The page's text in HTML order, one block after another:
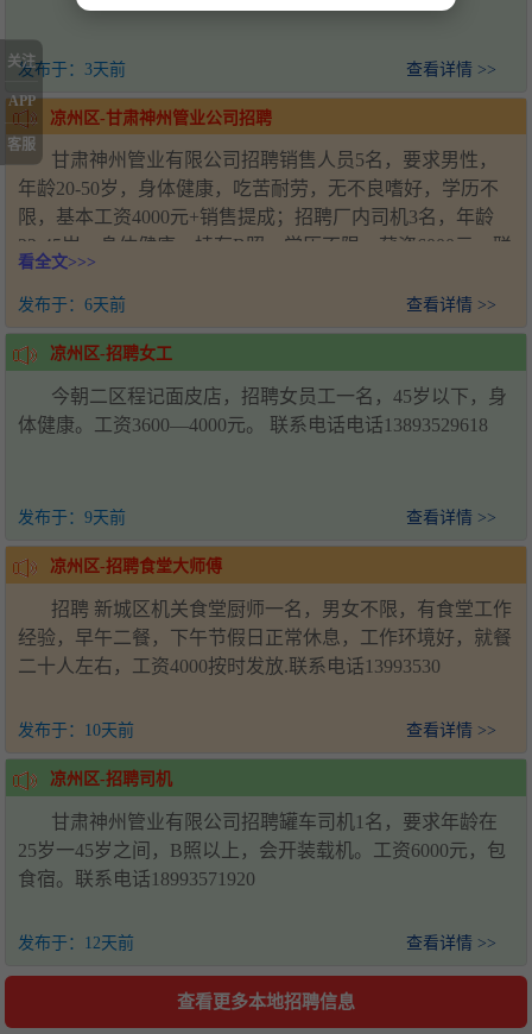
发布于： 3天前 查看详情 >>
凉州区-甘肃神州管业公司招聘
甘肃神州管业有限公司招聘销售人员5名，要求男性，
年龄20-50岁，身体健康，吃苦耐劳，无不良嗜好，学历不
限，基本工资4000元+销售提成；招聘厂内司机3名，年龄
22-45岁，身体健康，持有B照，学历不限，薪资6000元。联
系人：王经理，电话：18993571920，工作地址：甘肃省武
威市凉州区新能源产业园
看全文>>>
发布于： 6天前 查看详情 >>
凉州区-招聘女工
今朝二区程记面皮店，招聘女员工一名，45岁以下，身
体健康。工资3600—4000元。 联系电话电话13893529618
发布于： 9天前 查看详情 >>
凉州区-招聘食堂大师傅
招聘 新城区机关食堂厨师一名，男女不限，有食堂工作
经验，早午二餐，下午节假日正常休息，工作环境好，就餐
二十人左右，工资4000按时发放.联系电话13993530
发布于： 10天前 查看详情 >>
凉州区-招聘司机
甘肃神州管业有限公司招聘罐车司机1名，要求年龄在
25岁一45岁之间，B照以上，会开装载机。工资6000元，包
食宿。联系电话18993571920
发布于： 12天前 查看详情 >>
查看更多本地招聘信息
关注
APP
客服